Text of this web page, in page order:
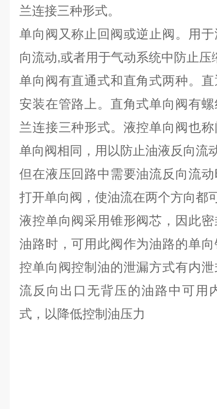
兰连接三种形式。
单向阀又称止回阀或逆止阀。用
向流动,或者用于气动系统中防止压
单向阀有直通式和直角式两种。
安装在管路上。直角式单向阀有
兰连接三种形式。液控单向阀也
单向阀相同，用以防止油液反向流
但在液压回路中需要油流反向流
打开单向阀，使油流在两个方向都
液控单向阀采用锥形阀芯，因此
油路时，可用此阀作为油路的单
控单向阀控制油的泄漏方式有内
流反向出口无背压的油路中可用
式，以降低控制油压力